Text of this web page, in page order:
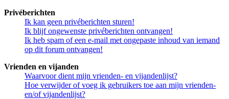
Privéberichten
Ik kan geen privéberichten sturen!
Ik blijf ongewenste privéberichten ontvangen!
Ik heb spam of een e-mail met ongepaste inhoud van iemand
op dit forum ontvangen!
Vrienden en vijanden
Waarvoor dient mijn vrienden- en vijandenlijst?
Hoe verwijder of voeg ik gebruikers toe aan mijn vrienden-
en/of vijandenlijst?